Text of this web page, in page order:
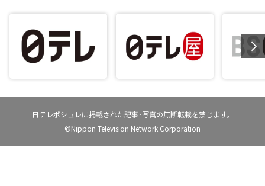
日テレポシュレに掲載された記事･写真の無断転載を禁じます。
©Nippon Television Network Corporation